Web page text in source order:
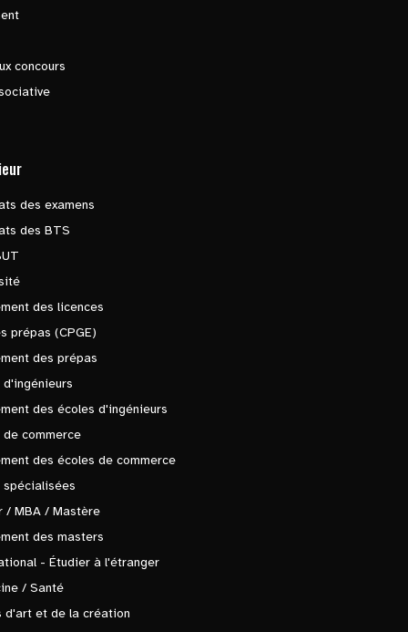
concours
des examens
des BTS
des licences
prépas (CPGE)
des prépas
d'ingénieurs
des écoles d'ingénieurs
de commerce
des écoles de commerce
spécialisées
/ MBA / Mastère
des masters
- Étudier à l'étranger
/ Santé
d'art et de la création